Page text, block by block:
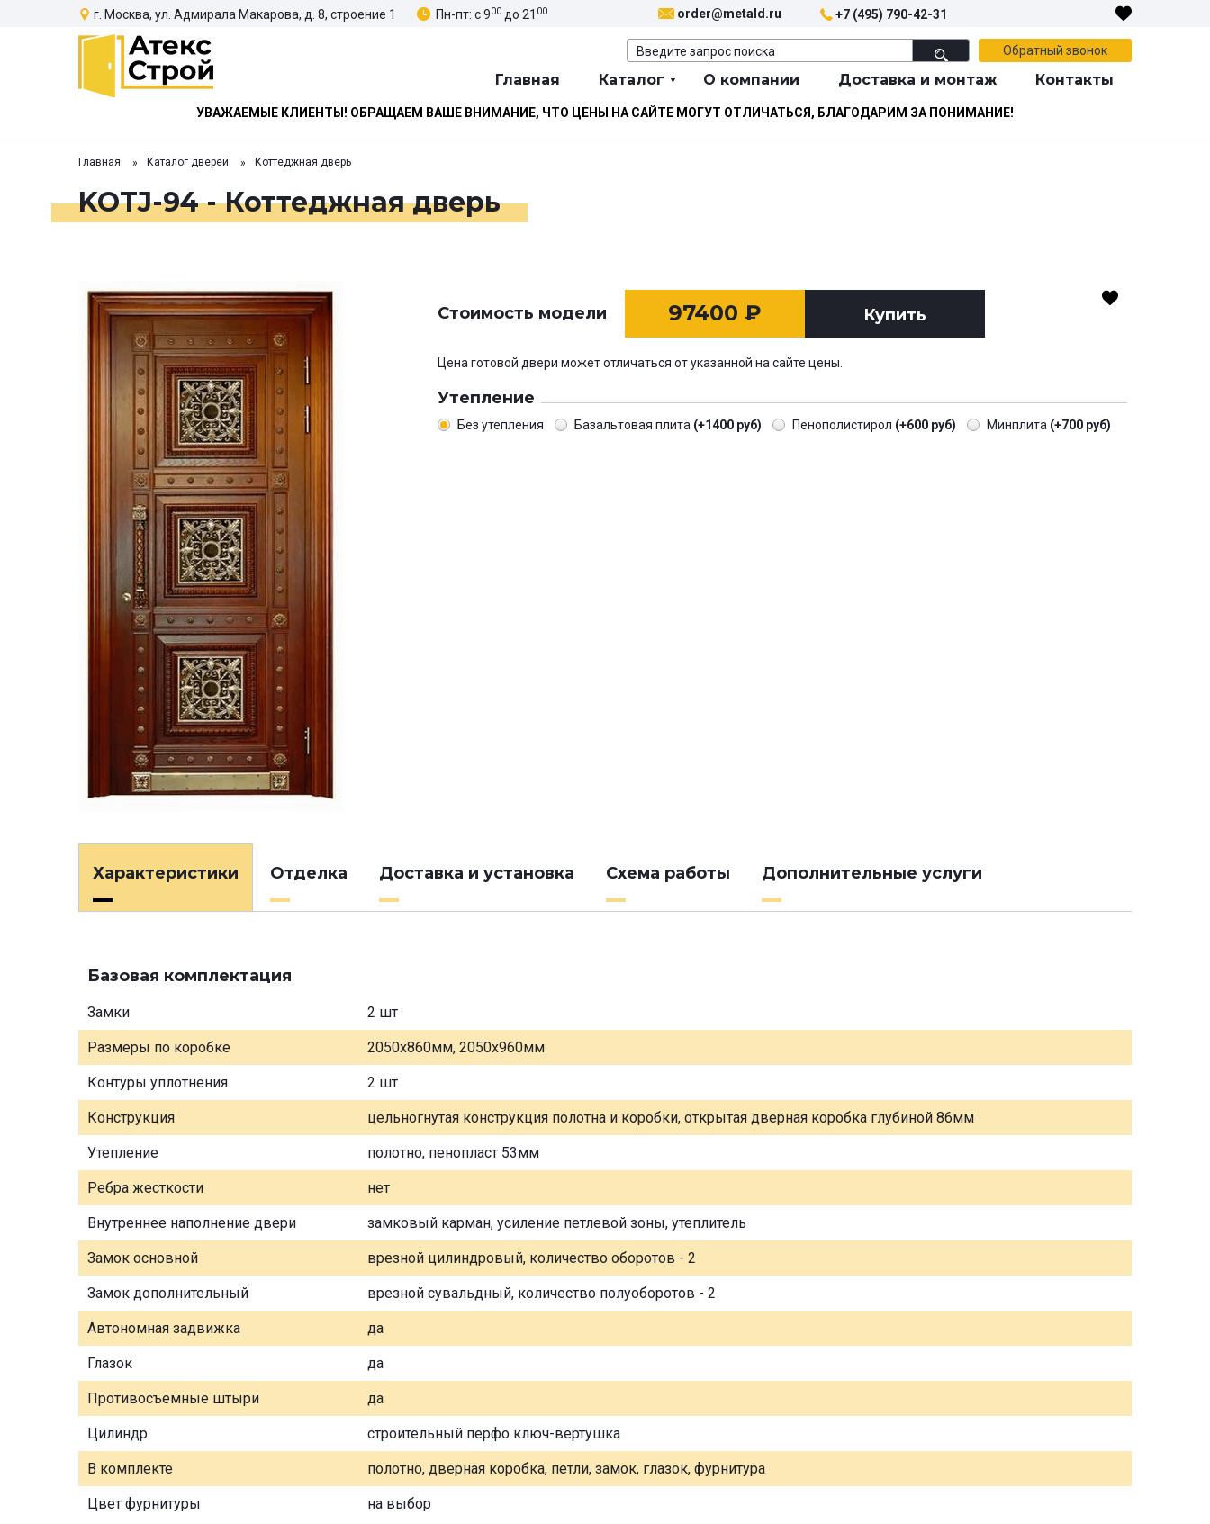
г. Москва, ул. Адмирала Макарова, д. 8, строение 1 Пн-пт: с 900 до 21 00 order@metald.ru +7 (495) 790-42-31
Обратный звонок
Главная Каталог О компании Доставка и монтаж Контакты
УВАЖАЕМЫЕ КЛИЕНТЫ! ОБРАЩАЕМ ВАШЕ ВНИМАНИЕ, ЧТО ЦЕНЫ НА САЙТЕ МОГУТ ОТЛИЧАТЬСЯ, БЛАГОДАРИМ ЗА ПОНИМАНИЕ!
Главная Каталог дверей Коттеджная дверь
KOTJ-94 - Коттеджная дверь
Стоимость модели 97400 ₽ Купить
Цена готовой двери может отличаться от указанной на сайте цены.
Утепление
Без утепления Базальтовая плита (+1400 руб) Пенополистирол (+600 руб) Минплита (+700 руб)
Характеристики Отделка Доставка и установка Схема работы Дополнительные услуги
Базовая комплектация
Замки 2 шт
Размеры по коробке 2050х860мм, 2050х960мм
Контуры уплотнения 2 шт
Конструкция цельногнутая конструкция полотна и коробки, открытая дверная коробка глубиной 86мм
Утепление полотно, пенопласт 53мм
Ребра жесткости нет
Внутреннее наполнение двери замковый карман, усиление петлевой зоны, утеплитель
Замок основной врезной цилиндровый, количество оборотов - 2
Замок дополнительный врезной сувальдный, количество полуоборотов - 2
Автономная задвижка да
Глазок да
Противосъемные штыри да
Цилиндр строительный перфо ключ-вертушка
В комплекте полотно, дверная коробка, петли, замок, глазок, фурнитура
Цвет фурнитуры на выбор